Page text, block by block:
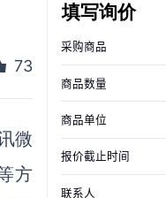
73
微
方
填写询价